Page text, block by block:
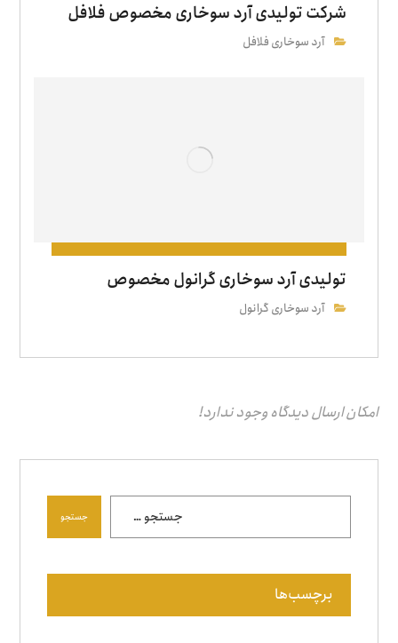
شرکت تولیدی آرد سوخاری مخصوص فلافل
آرد سوخاری فلافل
تولیدی آرد سوخاری گرانول مخصوص
آرد سوخاری گرانول
امکان ارسال دیدگاه وجود ندارد!
جستجو
برچسب‌ها